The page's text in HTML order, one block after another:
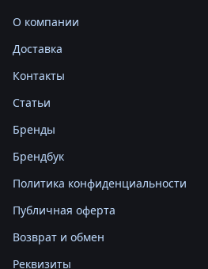
О компании
Доставка
Контакты
Статьи
Бренды
Брендбук
Политика конфиденциальности
Публичная оферта
Возврат и обмен
Реквизиты